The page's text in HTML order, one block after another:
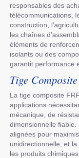
responsables des
télécommunications,
construction,
les chaînes
éléments de
isolants ou des
garantit performance
Tige
La tige composite
applications
mécanique, de
dimensionnelle
alignées pour
unidirectionnelle, et
les produits